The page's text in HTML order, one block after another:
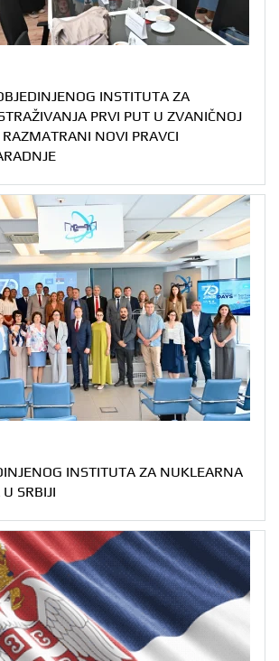
INSTITUTA ZA
PRVI PUT U ZVANIČNOJ
RAZMATRANI NOVI PRAVCI
INSTITUTA ZA NUKLEARNA
SRBIJI